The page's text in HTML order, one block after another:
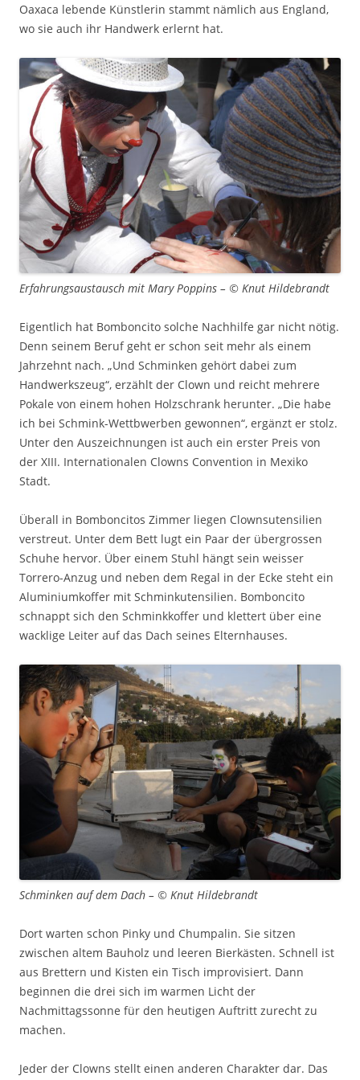
Oaxaca lebende Künstlerin stammt nämlich aus England,
wo sie auch ihr Handwerk erlernt hat.
Erfahrungsaustausch mit Mary Poppins – © Knut Hildebrandt
Eigentlich hat Bomboncito solche Nachhilfe gar nicht nötig.
Denn seinem Beruf geht er schon seit mehr als einem
Jahrzehnt nach. „Und Schminken gehört dabei zum
Handwerkszeug“, erzählt der Clown und reicht mehrere
Pokale von einem hohen Holzschrank herunter. „Die habe
ich bei Schmink-Wettbwerben gewonnen“, ergänzt er stolz.
Unter den Auszeichnungen ist auch ein erster Preis von
der XIII. Internationalen Clowns Convention in Mexiko
Stadt.
Überall in Bomboncitos Zimmer liegen Clownsutensilien
verstreut. Unter dem Bett lugt ein Paar der übergrossen
Schuhe hervor. Über einem Stuhl hängt sein weisser
Torrero-Anzug und neben dem Regal in der Ecke steht ein
Aluminiumkoffer mit Schminkutensilien. Bomboncito
schnappt sich den Schminkkoffer und klettert über eine
wacklige Leiter auf das Dach seines Elternhauses.
Schminken auf dem Dach – © Knut Hildebrandt
Dort warten schon Pinky und Chumpalin. Sie sitzen
zwischen altem Bauholz und leeren Bierkästen. Schnell ist
aus Brettern und Kisten ein Tisch improvisiert. Dann
beginnen die drei sich im warmen Licht der
Nachmittagssonne für den heutigen Auftritt zurecht zu
machen.
Jeder der Clowns stellt einen anderen Charakter dar. Das